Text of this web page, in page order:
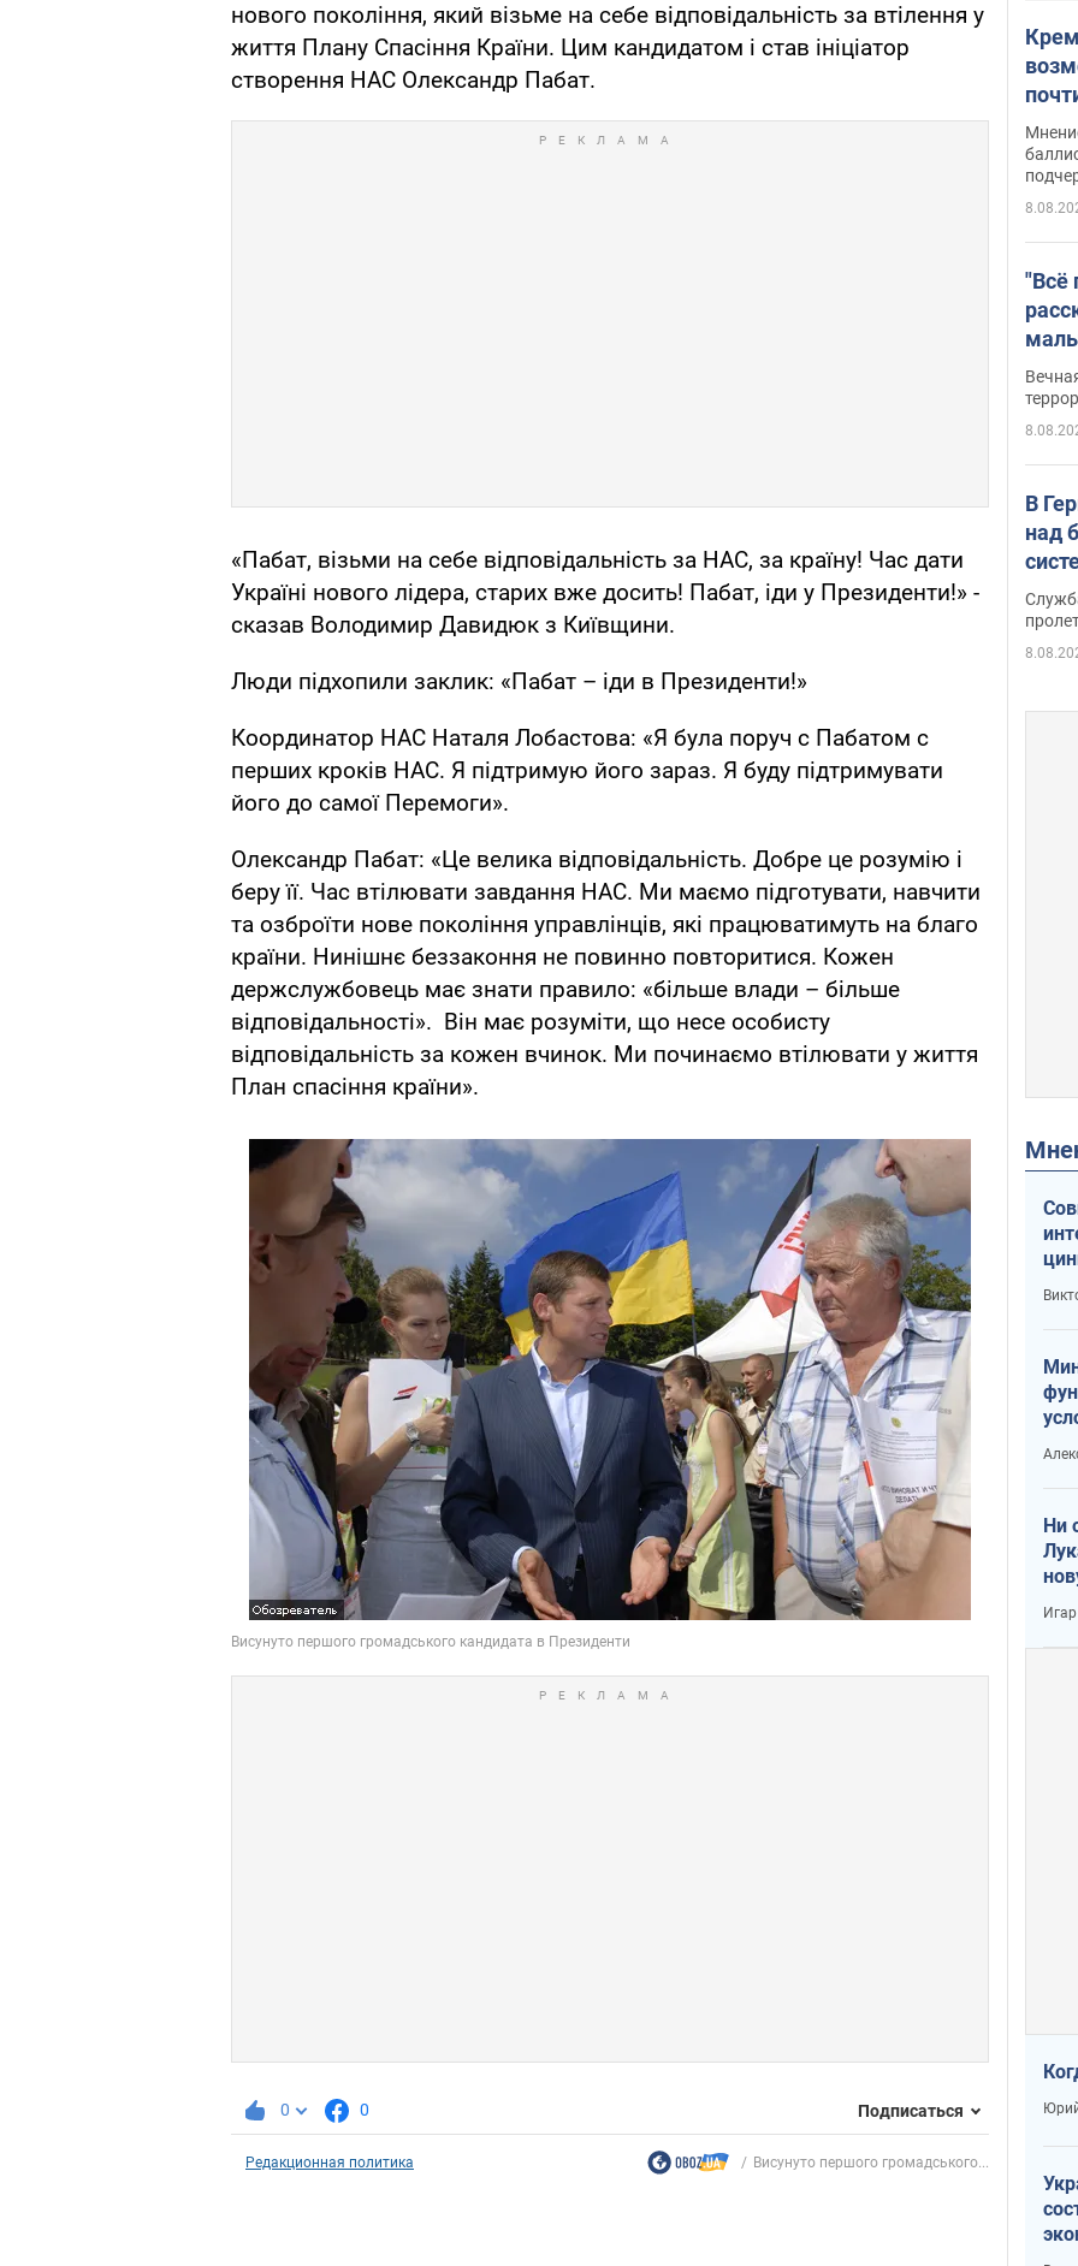
нового покоління, який візьме на себе відповідальність за втілення у
життя Плану Спасіння Країни. Цим кандидатом і став ініціатор
створення НАС Олександр Пабат.
«Пабат, візьми на себе відповідальність за НАС, за країну! Час дати
Україні нового лідера, старих вже досить! Пабат, іди у Президенти!» -
сказав Володимир Давидюк з Київщини.
Люди підхопили заклик: «Пабат – іди в Президенти!»
Координатор НАС Наталя Лобастова: «Я була поруч с Пабатом с
перших кроків НАС. Я підтримую його зараз. Я буду підтримувати
його до самої Перемоги».
Олександр Пабат: «Це велика відповідальність. Добре це розумію і
беру її. Час втілювати завдання НАС. Ми маємо підготувати, навчити
та озброїти нове покоління управлінців, які працюватимуть на благо
країни. Нинішнє беззаконня не повинно повторитися. Кожен
держслужбовець має знати правило: «більше влади – більше
відповідальності». Він має розуміти, що несе особисту
відповідальність за кожен вчинок. Ми починаємо втілювати у життя
План спасіння країни».
0 0 Подписаться
Редакционная политика Висунуто першого громадського...
"Всё
В
над
Ни